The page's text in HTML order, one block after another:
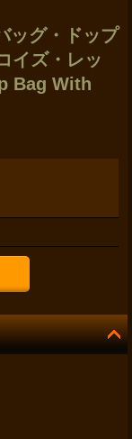
ッグ・ドップ
イズ・レッ
Bag With